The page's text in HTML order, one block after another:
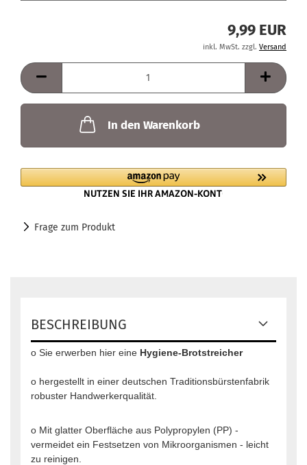
9,99 EUR
inkl. MwSt. zzgl. Versand
In den Warenkorb
Frage zum Produkt
BESCHREIBUNG
o Sie erwerben hier eine Hygiene-Brotstreicher
o hergestellt in einer deutschen Traditionsbürstenfabrik
robuster Handwerkerqualität.
o Mit glatter Oberfläche aus Polypropylen (PP) -
vermeidet ein Festsetzen von Mikroorganismen - leicht
zu reinigen.